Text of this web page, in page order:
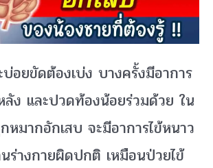
บ่อยขัดต้องเบ่ง บางครั้งมีอาการ
ง และปวดท้องน้อยร่วมด้วย ใน
มากอักเสบ จะมีอาการไข้หนาว
างกายผิดปกติ เหมือนป่วยไข้